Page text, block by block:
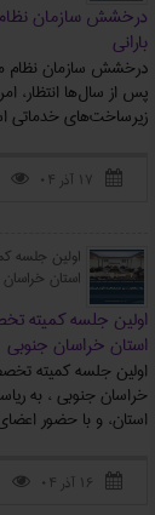
درخشش سازمان
بارانی
درخشش سازمان نظام
پس از سال‌ها انتظار،
زیرساخت‌های خدماتی
 ۱۷ آذر ۰۴ 
اولین جلسه
استان
اولین جلسه کمیته
استان خراسان جنوبی
اولین جلسه کمیته
خراسان جنوبی ، به
استان، و با حضور
 ۱۶ آذر ۰۴ 